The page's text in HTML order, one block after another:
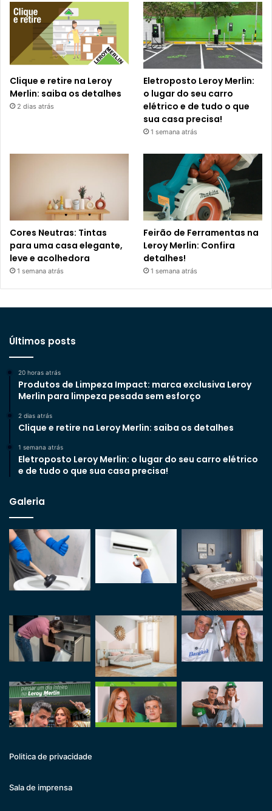
Clique e retire na Leroy
Merlin: saiba os detalhes
2 dias atrás
Eletroposto Leroy Merlin:
o lugar do seu carro
elétrico e de tudo o que
sua casa precisa!
1 semana atrás
Cores Neutras: Tintas
para uma casa elegante,
leve e acolhedora
1 semana atrás
Feirão de Ferramentas na
Leroy Merlin: Confira
detalhes!
1 semana atrás
Últimos posts
20 horas atrás
Produtos de Limpeza Impact: marca exclusiva Leroy
Merlin para limpeza pesada sem esforço
2 dias atrás
Clique e retire na Leroy Merlin: saiba os detalhes
1 semana atrás
Eletroposto Leroy Merlin: o lugar do seu carro elétrico
e de tudo o que sua casa precisa!
Galeria
Politica de privacidade
Sala de imprensa